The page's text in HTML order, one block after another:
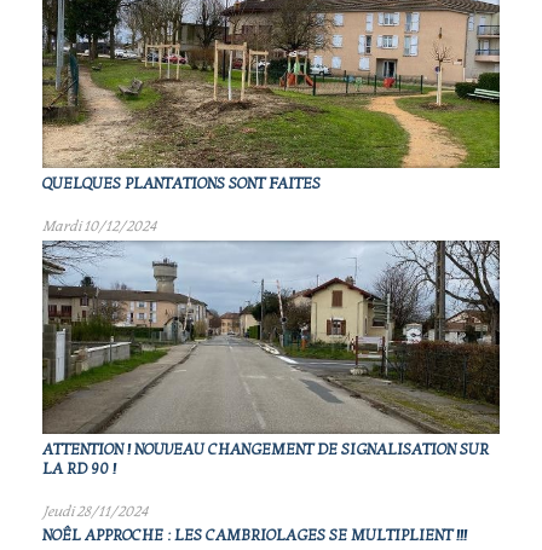
QUELQUES PLANTATIONS SONT FAITES
Mardi 10/12/2024
ATTENTION ! NOUVEAU CHANGEMENT DE SIGNALISATION SUR
LA RD 90 !
Jeudi 28/11/2024
NOÊL APPROCHE : LES CAMBRIOLAGES SE MULTIPLIENT !!!